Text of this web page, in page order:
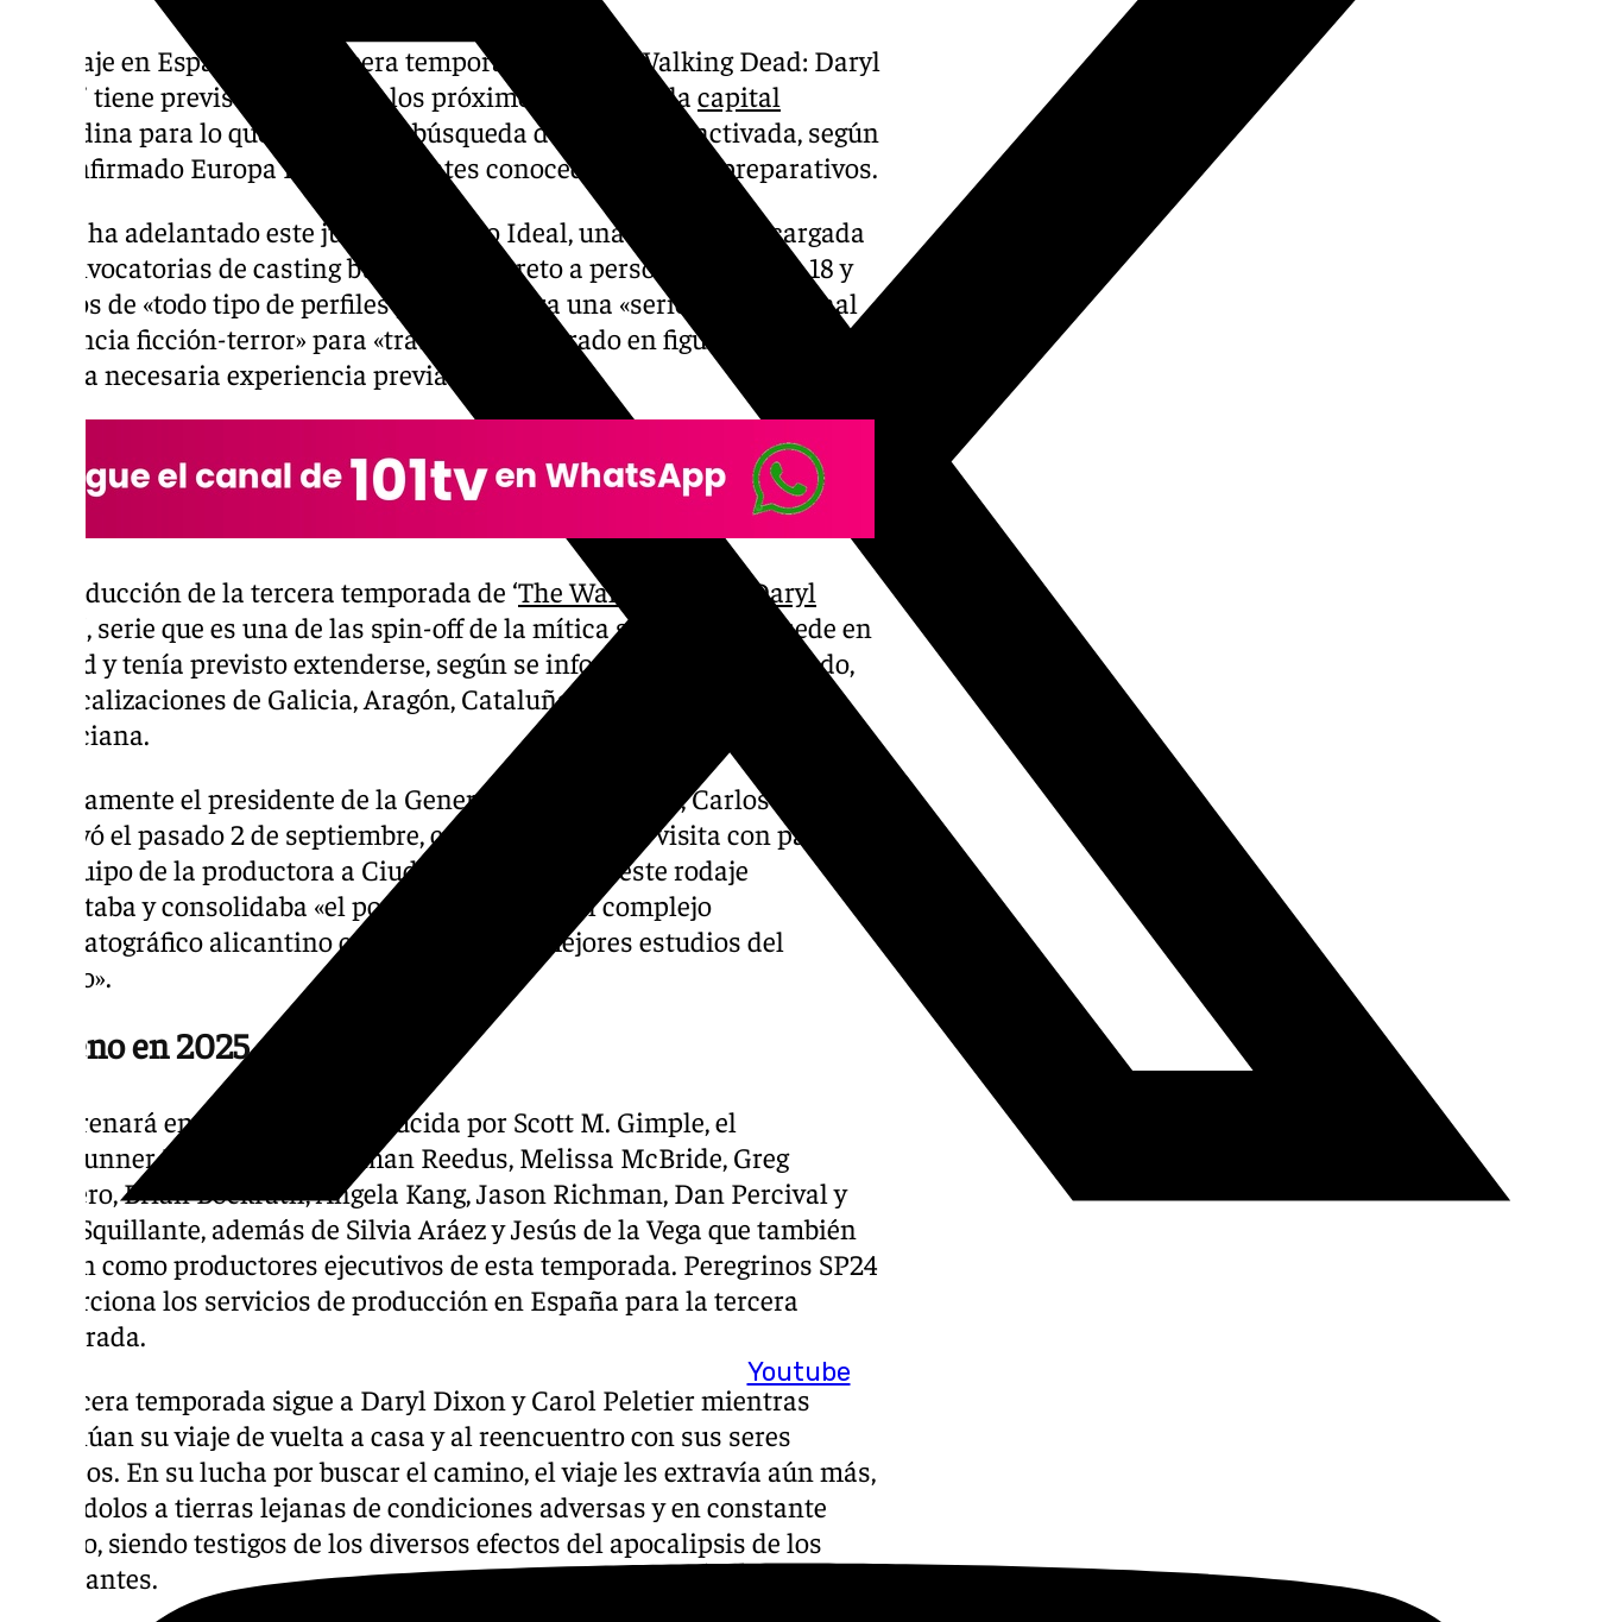
Youtube
El rodaje en España de la tercera temporada de ‘The Walking Dead: Daryl
Dixon’ tiene previsto recalar en los próximos meses en la capital
granadina para lo que ya hay una búsqueda de figurantes activada, según
ha confirmado Europa Press en fuentes conocedoras de los preparativos.
Según ha adelantado este jueves el diario Ideal, una empresa encargada
de convocatorias de casting busca en concreto a personas de entre 18 y
99 años de «todo tipo de perfiles y etnias» para una «serie internacional
de ciencia ficción-terror» para «trabajo remunerado en figuración» sin
que sea necesaria experiencia previa.
La producción de la tercera temporada de ‘The Walking Dead: Daryl
‘, serie que es una de las spin-off de la mítica saga, tiene su sede en
Madrid y tenía previsto extenderse, según se informó el verano pasado,
por localizaciones de Galicia, Aragón, Cataluña y la Comunitat
Valenciana.
Precisamente el presidente de la Generalitat Valenciana, Carlos Mazón,
subrayó el pasado 2 de septiembre, con motivo de una visita con parte
del equipo de la productora a Ciudad de la Luz, que este rodaje
acreditaba y consolidaba «el posicionamiento del complejo
cinematográfico alicantino como uno de los mejores estudios del
mundo».
Estreno en 2025
Se estrenará en 2025 y está producida por Scott M. Gimple, el
showrunner David Zabel, Norman Reedus, Melissa McBride, Greg
Nicotero, Brian Bockrath, Angela Kang, Jason Richman, Dan Percival y
Steve Squillante, además de Silvia Aráez y Jesús de la Vega que también
ejercen como productores ejecutivos de esta temporada. Peregrinos SP24
proporciona los servicios de producción en España para la tercera
temporada.
La tercera temporada sigue a Daryl Dixon y Carol Peletier mientras
continúan su viaje de vuelta a casa y al reencuentro con sus seres
queridos. En su lucha por buscar el camino, el viaje les extravía aún más,
llevándolos a tierras lejanas de condiciones adversas y en constante
cambio, siendo testigos de los diversos efectos del apocalipsis de los
caminantes.